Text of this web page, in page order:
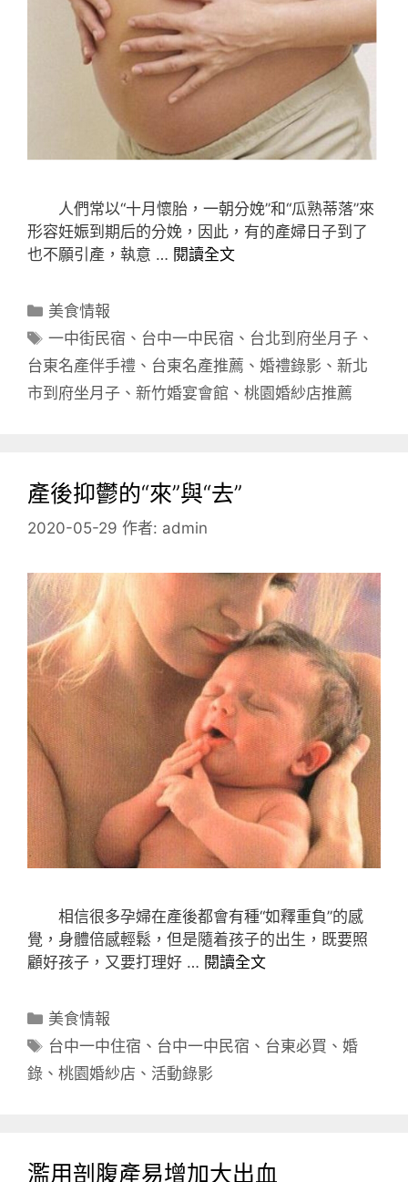
人們常以“十月懷胎，一朝分娩”和“瓜熟蒂落”來
形容妊娠到期后的分娩，因此，有的產婦日子到了
也不願引產，執意 … 閱讀全文
分
美食情報
標
籤
一中街民宿 、 台中一中民宿 、 台北到府坐月子 、
台東名產伴手禮 、 台東名產推薦 、 婚禮錄影 、 新北
市到府坐月子 、 新竹婚宴會館 、 桃園婚紗店推薦
產後抑鬱的“來”與“去”
2020-05-29 作者: admin
相信很多孕婦在產後都會有種“如釋重負”的感
覺，身體倍感輕鬆，但是隨着孩子的出生，既要照
顧好孩子，又要打理好 … 閱讀全文
分
類
美食情報
標
籤
台中一中住宿 、 台中一中民宿 、 台東必買 、婚
錄 、 桃園婚紗店 、 活動錄影
濫用剖腹產易增加大出血